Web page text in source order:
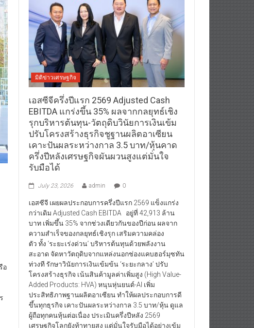
อ
มิติข่าวเศรษฐกิจ
เอสซีจีครึ่งปีแรก 2569 Adjusted Cash
EBITDA แกร่งขึ้น 35% ผลจากกลยุทธ์เชิง
รุกบริหารต้นทุน-วัตถุดิบวินัยการเงินเข้ม
ปรับโครงสร้างธุรกิจชูฐานผลิตอาเซียน
เคาะปันผลระหว่างกาล 3.5 บาท/หุ้นคาด
ครึ่งปีหลังเศรษฐกิจผันผวนสูงแต่มั่นใจ
รับมือได้
July 23, 2026 admin 0
เอสซีจี เผยผลประกอบการครึ่งปีแรก 2569 แข็งแกร่ง
กว่าเดิม Adjusted Cash EBITDA อยู่ที่ 42,913 ล้าน
บาท เพิ่มขึ้น 35% จากช่วงเดียวกันของปีก่อน ผลจาก
ความสำเร็จของกลยุทธ์เชิงรุก เสริมความคล่อง
ตัว ทั้ง ‘ระยะเร่งด่วน’ บริหารต้นทุนด้วยพลังงาน
สะอาด จัดหาวัตถุดิบจากแหล่งนอกช่องแคบฮอร์มุซทัน
ท่วงที รักษาวินัยการเงินเข้มข้น ‘ระยะกลาง’ ปรับ
โครงสร้างธุรกิจ เน้นสินค้ามูลค่าเพิ่มสูง (High Value-
Added Products: HVA) หนุนหุ่นยนต์-AI เพิ่ม
ประสิทธิภาพฐานผลิตอาเซียน ทำให้ผลประกอบการดี
ขึ้นทุกธุรกิจ เคาะปันผลระหว่างกาล 3.5 บาท/หุ้น ดูแล
ผู้ถือทุกคนหุ้นต่อเนื่อง ประเมินครึ่งปีหลัง 2569
เศรษฐกิจโลกยังท้าทายสูง แต่มั่นใจรับมือได้อย่างเข้ม